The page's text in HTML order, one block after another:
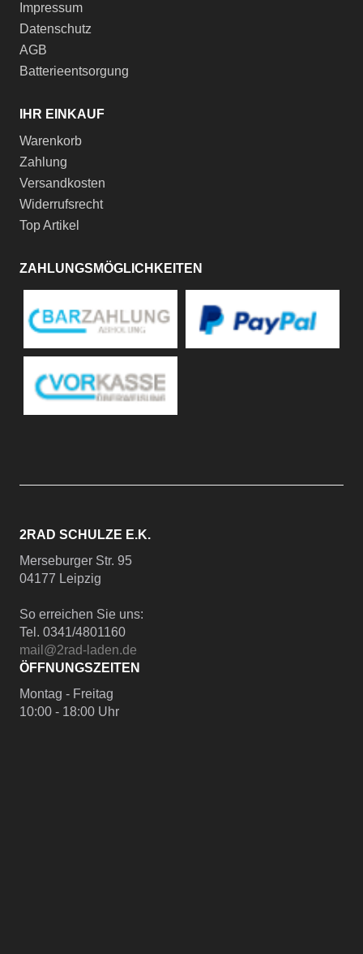
Impressum
Datenschutz
AGB
Batterieentsorgung
IHR EINKAUF
Warenkorb
Zahlung
Versandkosten
Widerrufsrecht
Top Artikel
ZAHLUNGSMÖGLICHKEITEN
2RAD SCHULZE E.K.
Merseburger Str. 95
04177 Leipzig
So erreichen Sie uns:
Tel. 0341/4801160
mail@2rad-laden.de
ÖFFNUNGSZEITEN
Montag - Freitag
10:00 - 18:00 Uhr